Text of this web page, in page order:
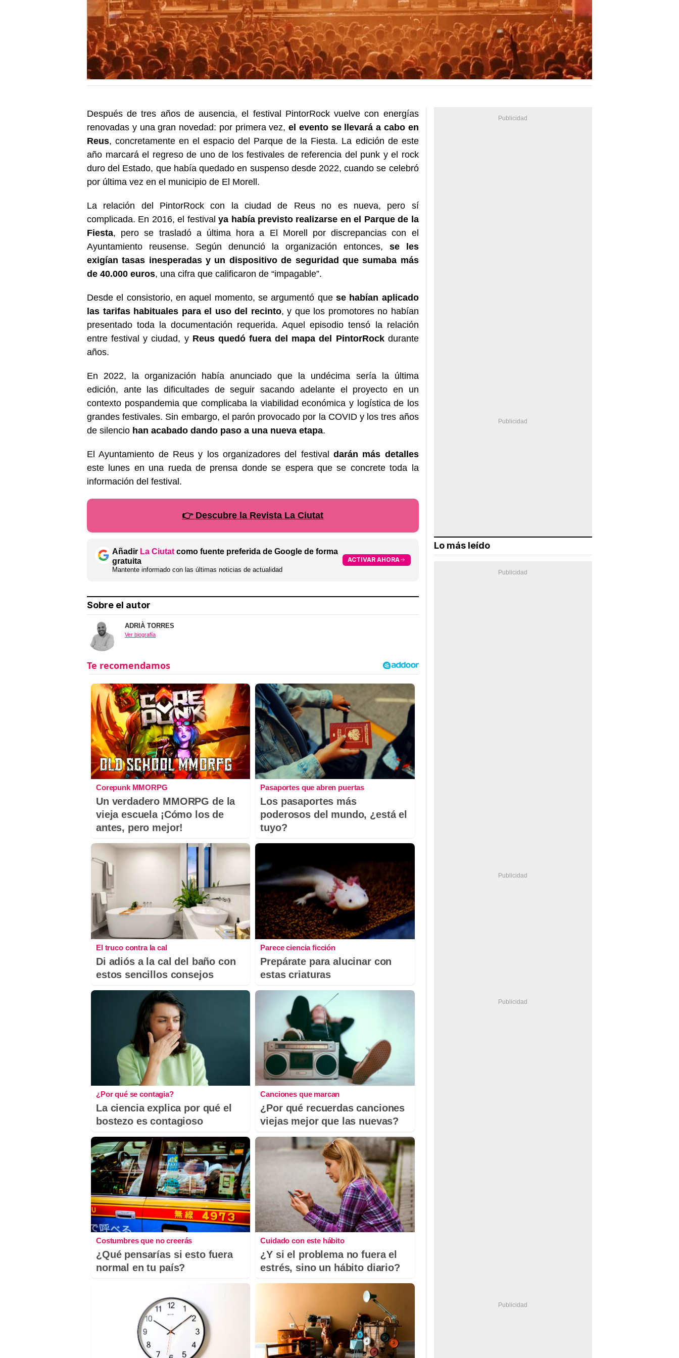
Después de tres años de ausencia, el festival PintorRock vuelve con energías
renovadas y una gran novedad: por primera vez,el evento se llevará a cabo en
Reus, concretamente en el espacio del Parque de la Fiesta. La edición de este
año marcará el regreso de uno de los festivales de referencia del punk y el rock
duro del Estado, que había quedado en suspenso desde 2022, cuando se celebró
por última vez en el municipio de El Morell.
La relación del PintorRock con la ciudad de Reus no es nueva, pero sí
complicada. En 2016, el festivalya había previsto realizarse en el Parque de la
Fiesta, pero se trasladó a última hora a El Morell por discrepancias con el
Ayuntamiento reusense. Según denunció la organización entonces, se les
exigían tasas inesperadas y un dispositivo de seguridad que sumaba más
de 40.000 euros, una cifra que calificaron de “impagable”.
Desde el consistorio, en aquel momento, se argumentó que se habían aplicado
las tarifas habituales para el uso del recinto, y que los promotores no habían
presentado toda la documentación requerida. Aquel episodio tensó la relación
entre festival y ciudad, y Reus quedó fuera del mapa del PintorRockdurante
años.
En 2022, la organización había anunciado que la undécima sería la última
edición, ante las dificultades de seguir sacando adelante el proyecto en un
contexto pospandemia que complicaba la viabilidad económica y logística de los
grandes festivales. Sin embargo, el parón provocado por la COVID y los tres años
de silencio han acabado dando paso a una nueva etapa.
El Ayuntamiento de Reus y los organizadores del festival darán más detalles
este lunes en una rueda de prensa donde se espera que se concrete toda la
información del festival.
👉 Descubre la Revista La Ciutat
Añadir La Ciutat como fuente preferida de Google de forma
gratuita
Mantente informado con las últimas noticias de actualidad
ACTIVAR AHORA
Sobre el autor
ADRIÀ TORRES
Ver biografía
Corepunk MMORPG
Un verdadero MMORPG de la
vieja escuela ¡Cómo los de
antes, pero mejor!
Pasaportes que abren puertas
Los pasaportes más
poderosos del mundo, ¿está el
tuyo?
El truco contra la cal
Di adiós a la cal del baño con
estos sencillos consejos
Parece ciencia ficción
Prepárate para alucinar con
estas criaturas
¿Por qué se contagia?
La ciencia explica por qué el
bostezo es contagioso
Canciones que marcan
¿Por qué recuerdas canciones
viejas mejor que las nuevas?
Costumbres que no creerás
¿Qué pensarías si esto fuera
normal en tu país?
Cuidado con este hábito
¿Y si el problema no fuera el
estrés, sino un hábito diario?
Lo más leído